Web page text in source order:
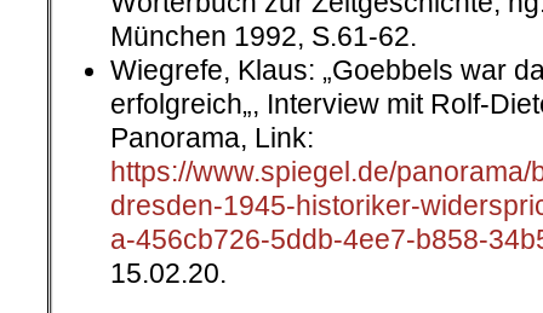
München 1992, S.61-62.
Wiegrefe, Klaus: „Goebbels war
erfolgreich„, Interview mit Rolf-
Panorama, Link:
https://www.spiegel.de/
dresden-1945-historiker-
a-456cb726-5ddb-4ee7-b858-
15.02.20.